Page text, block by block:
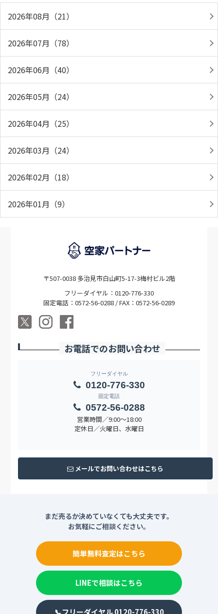
2026年08月（21）
2026年07月（78）
2026年06月（40）
2026年05月（24）
2026年04月（25）
2026年03月（24）
2026年02月（18）
2026年01月（9）
〒507-0038 多治見市白山町5-17-3梅村ビル2階
フリーダイヤル：0120-776-330
固定電話：0572-56-0288 / FAX：0572-56-0289
お電話でのお問い合わせ
営業時間／9:00〜18:00
定休日／火曜日、水曜日
フリーダイヤル
0120-776-330
固定電話
0572-56-0288
メールでお問い合わせはこちら
まだ売るか決めていなくても大丈夫です。
お気軽にご相談ください。
簡単無料査定はこちら
LINEで相談はこちら
📞フリーダイヤル 0120-776-330